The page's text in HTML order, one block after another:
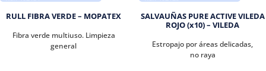
RULL FIBRA VERDE – MOPATEX
Fibra verde multiuso. Limpieza
general
SALVAUÑAS PURE ACTIVE VILEDA
ROJO (x10) – VILEDA
Estropajo por áreas delicadas,
no raya